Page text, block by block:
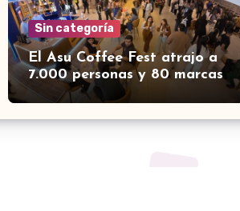
Sin categoría
El Asu Coffee Fest atrajo a
7.000 personas y 80 marcas